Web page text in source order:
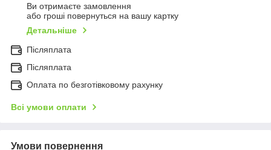
Ви отримаєте замовлення
або гроші повернуться на вашу картку
Детальніше
Післяплата
Післяплата
Оплата по безготівковому рахунку
Всі умови оплати
Умови повернення